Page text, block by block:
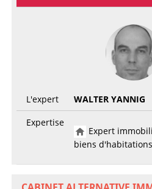
L'expert
WALTER YANNIG
Expertise
Expert
biens d'habitations